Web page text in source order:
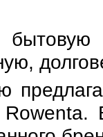
бытовую